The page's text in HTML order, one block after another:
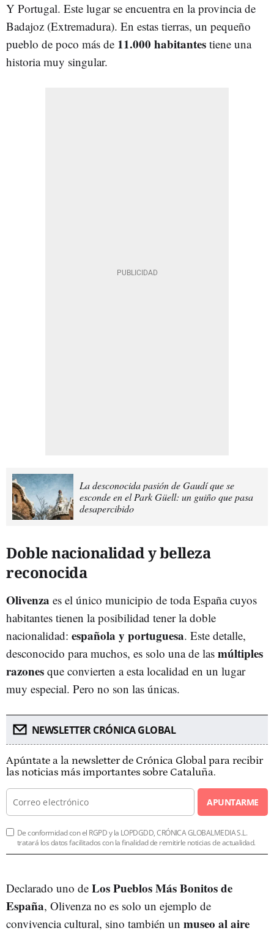
Y Portugal. Este lugar se encuentra en la provincia de
Badajoz (Extremadura). En estas tierras, un pequeño
pueblo de poco más de 11.000 habitantes tiene una
historia muy singular.
La desconocida pasión de Gaudí que se
esconde en el Park Güell: un guiño que pasa
desapercibido
Doble nacionalidad y belleza
reconocida
Olivenza es el único municipio de toda España cuyos
habitantes tienen la posibilidad tener la doble
nacionalidad: española y portuguesa. Este detalle,
desconocido para muchos, es solo una de las múltiples
razones que convierten a esta localidad en un lugar
muy especial. Pero no son las únicas.
NEWSLETTER CRÓNICA GLOBAL
Apúntate a la newsletter de Crónica Global para recibir
las noticias más importantes sobre Cataluña.
APUNTARME
De conformidad con el RGPD y la LOPDGDD, CRÓNICA GLOBALMEDIA S.L.
tratará los datos facilitados con la finalidad de remitirle noticias de actualidad.
Declarado uno de Los Pueblos Más Bonitos de
España, Olivenza no es solo un ejemplo de
convivencia cultural, sino también un museo al aire